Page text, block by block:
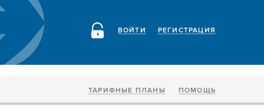
РЕГИСТРАЦИЯ
ВОЙТИ
ТАРИФНЫЕ ПЛАНЫ ПОМОЩЬ